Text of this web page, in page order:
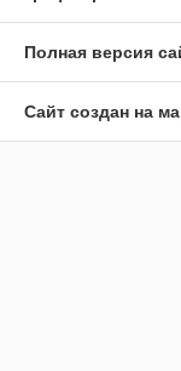
Полная версия
Сайт создан на